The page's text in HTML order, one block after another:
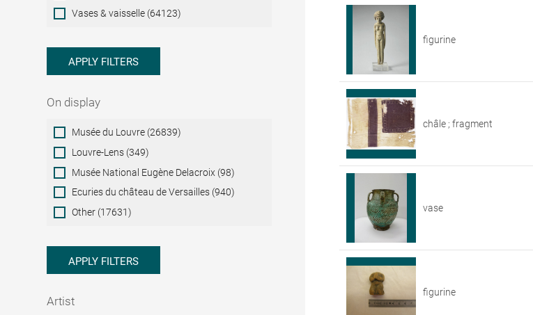
Vases & vaisselle (64123)
APPLY FILTERS
On display
On
display
Musée du Louvre (26839)
Louvre-Lens (349)
Musée National Eugène Delacroix (98)
Ecuries du château de Versailles (940)
Other (17631)
APPLY FILTERS
Artist
figurine
châle ; fragment
vase
figurine